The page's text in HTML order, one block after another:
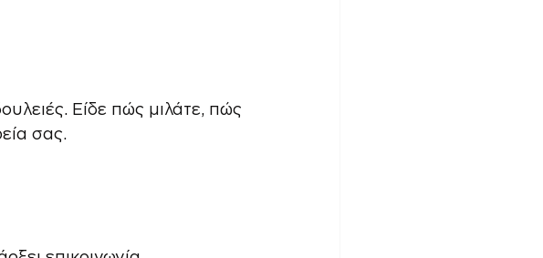
Είδε πώς μιλάτε, πώς
σας.